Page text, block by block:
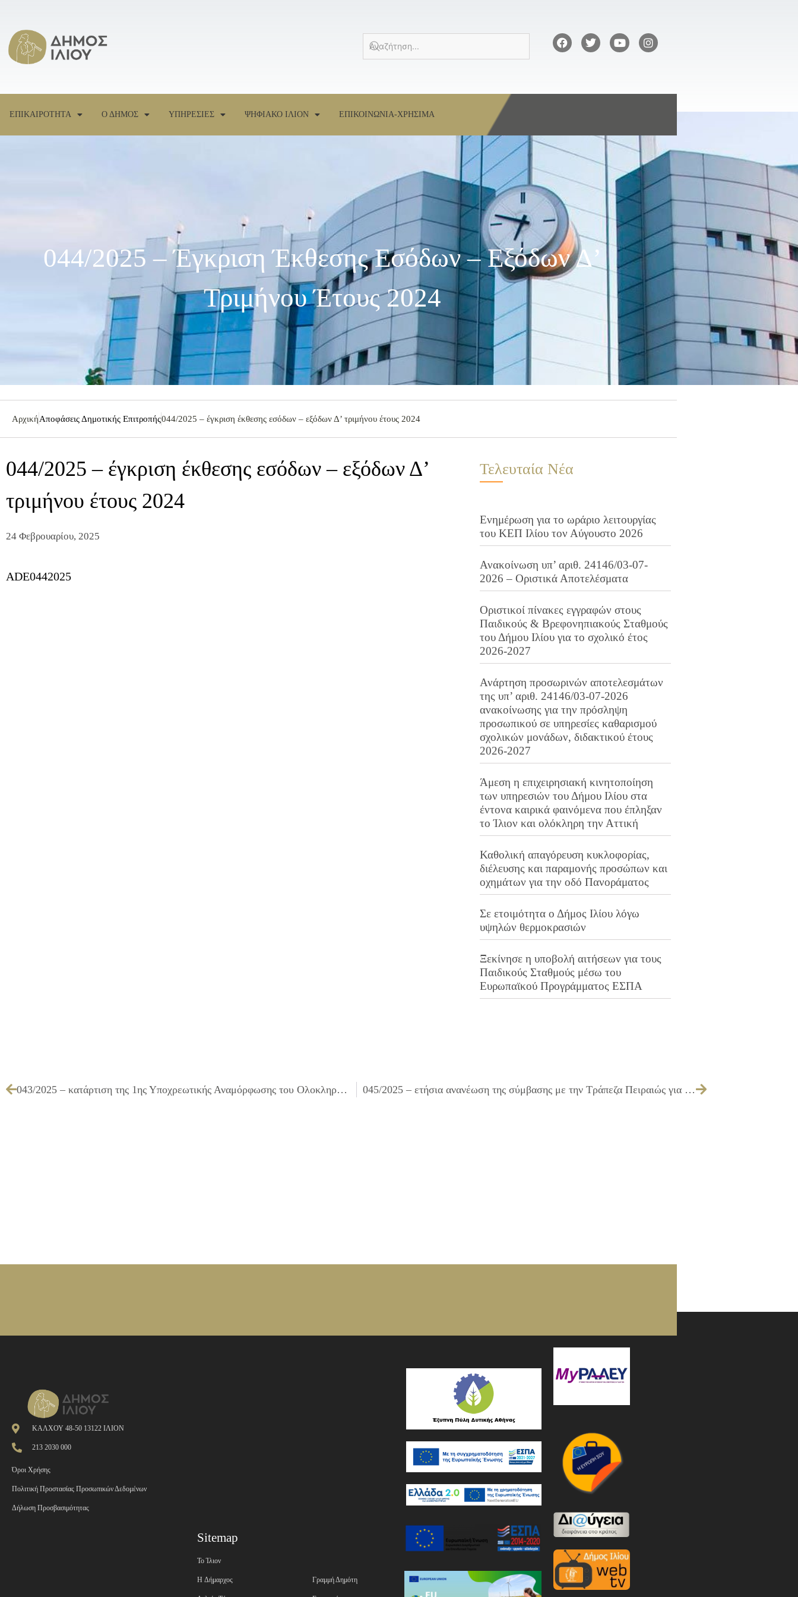
ΕΠΙΚΑΙΡΟΤΗΤΑ Ο ΔΗΜΟΣ ΥΠΗΡΕΣΙΕΣ ΨΗΦΙΑΚΟ ΙΛΙΟΝ ΕΠΙΚΟΙΝΩΝΙΑ-ΧΡΗΣΙΜΑ
044/2025 – Έγκριση Έκθεσης Εσόδων – Εξόδων Δ’
Τριμήνου Έτους 2024
ΑρχικήΑποφάσεις Δημοτικής Επιτροπής044/2025 – έγκριση έκθεσης εσόδων – εξόδων Δ’ τριμήνου έτους 2024
044/2025 – έγκριση έκθεσης εσόδων – εξόδων Δ’
τριμήνου έτους 2024
24 Φεβρουαρίου, 2025
ADE0442025
Τελευταία Νέα
Ενημέρωση για το ωράριο λειτουργίας
του ΚΕΠ Ιλίου τον Αύγουστο 2026
Ανακοίνωση υπ’ αριθ. 24146/03-07-
2026 – Οριστικά Αποτελέσματα
Οριστικοί πίνακες εγγραφών στους
Παιδικούς & Βρεφονηπιακούς Σταθμούς
του Δήμου Ιλίου για το σχολικό έτος
2026-2027
Ανάρτηση προσωρινών αποτελεσμάτων
της υπ’ αριθ. 24146/03-07-2026
ανακοίνωσης για την πρόσληψη
προσωπικού σε υπηρεσίες καθαρισμού
σχολικών μονάδων, διδακτικού έτους
2026-2027
Άμεση η επιχειρησιακή κινητοποίηση
των υπηρεσιών του Δήμου Ιλίου στα
έντονα καιρικά φαινόμενα που έπληξαν
το Ίλιον και ολόκληρη την Αττική
Καθολική απαγόρευση κυκλοφορίας,
διέλευσης και παραμονής προσώπων και
οχημάτων για την οδό Πανοράματος
Σε ετοιμότητα ο Δήμος Ιλίου λόγω
υψηλών θερμοκρασιών
Ξεκίνησε η υποβολή αιτήσεων για τους
Παιδικούς Σταθμούς μέσω του
Ευρωπαϊκού Προγράμματος ΕΣΠΑ
043/2025 – κατάρτιση της 1ης Υποχρεωτικής Αναμόρφωσης του Ολοκληρωμένου Πλαισίου Δράσης (Ο.Π.Δ.) του Δήμου Ιλίου έτους 2025 045/2025 – ετήσια ανανέωση της σύμβασης με την Τράπεζα Πειραιώς για τη διαχείριση χρηματικών διαθεσίμων
ΚΑΛΧΟΥ 48-50 13122 ΙΛΙΟΝ
213 2030 000
Όροι Χρήσης
Πολιτική Προστασίας Προσωπικών Δεδομένων
Δήλωση Προσβασιμότητας
Sitemap
Το Ίλιον
H Δήμαρχος Γραμμή Δημότη